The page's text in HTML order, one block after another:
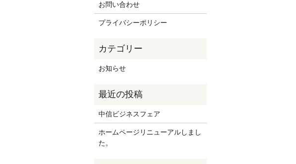
お問い合わせ
プライバシーポリシー
お知らせ
中信ビジネスフェア
ホームページリニューアルしまし
た。